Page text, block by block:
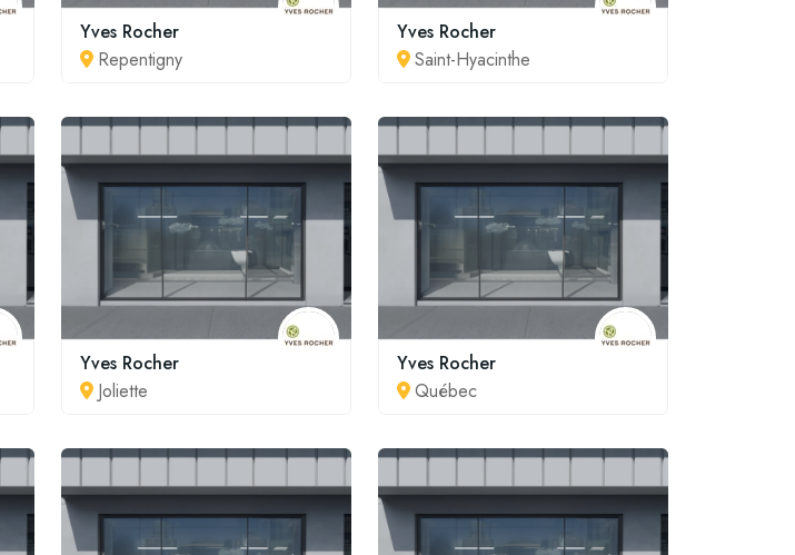
Yves Rocher
Repentigny
Yves Rocher
Saint-Hyacinthe
Yves Rocher
Joliette
Yves Rocher
Québec